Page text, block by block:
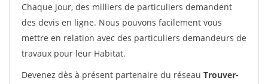
Chaque jour, des milliers de particuliers demandent
des devis en ligne. Nous pouvons facilement vous
mettre en relation avec des particuliers demandeurs de
travaux pour leur Habitat.
Devenez dès à présent partenaire du réseau Trouver-